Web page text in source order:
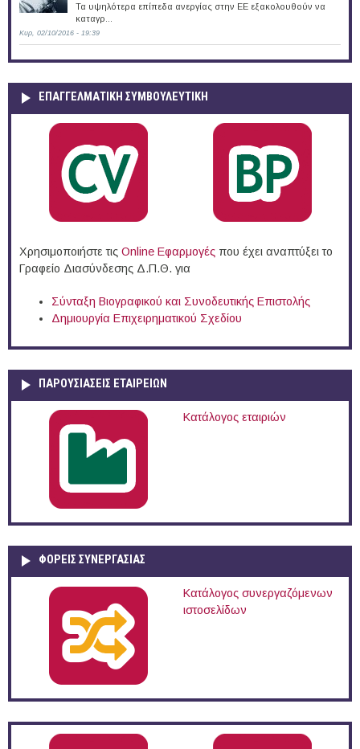
Τα υψηλότερα επίπεδα ανεργίας στην ΕΕ εξακολουθούν να
καταγρ...
Κυρ, 02/10/2016 - 19:39
ΕΠΑΓΓΕΛΜΑΤΙΚΉ ΣΥΜΒΟΥΛΕΥΤΙΚΉ
Χρησιμοποιήστε τις Online Eφαρμογές που έχει αναπτύξει το
Γραφείο Διασύνδεσης Δ.Π.Θ. για
Σύνταξη Βιογραφικού και Συνοδευτικής Επιστολής
Δημιουργία Επιχειρηματικού Σχεδίου
ΠΑΡΟΥΣΙΆΣΕΙΣ ΕΤΑΙΡΕΙΏΝ
Κατάλογος εταιριών
ΦΟΡΕΙΣ ΣΥΝΕΡΓΑΣΙΑΣ
Κατάλογος συνεργαζόμενων
ιστοσελίδων